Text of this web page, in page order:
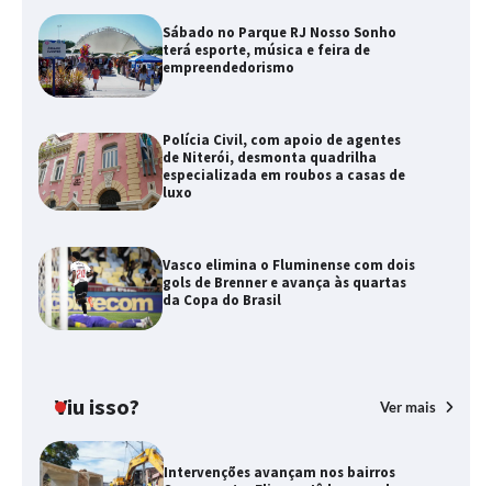
Sábado no Parque RJ Nosso Sonho
terá esporte, música e feira de
empreendedorismo
Polícia Civil, com apoio de agentes
de Niterói, desmonta quadrilha
especializada em roubos a casas de
luxo
Vasco elimina o Fluminense com dois
gols de Brenner e avança às quartas
da Copa do Brasil
Viu isso? Ver mais
Intervenções avançam nos bairros